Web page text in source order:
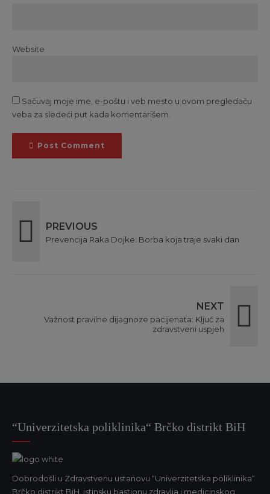
Website
Sačuvaj moje ime, e-poštu i veb mesto u ovom pregledaču
veba za sledeći put kada komentarišem.
Post Comment
PREVIOUS
Prevencija Raka Dojke: Borba koja traje svaki dan
NEXT
Važnost pravilne dijagnoze pacijenata: Ključ za
zdravstveni uspjeh
“Univerzitetska poliklinika“ Brčko distrikt BiH
Dobrodošli u Zdravstvenu ustanovu “Univerzitetska poliklinika“
Brčko distrikt BiH, istinsku bastionu zdravlja i medicinskog